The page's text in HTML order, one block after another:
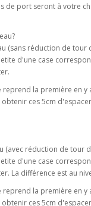
de port seront à votre
(sans réduction de tour
d'une case
reprend la première en
ces 5cm
(avec réduction de tour
d'une case
La différence est au
reprend la première en
ces 5cm